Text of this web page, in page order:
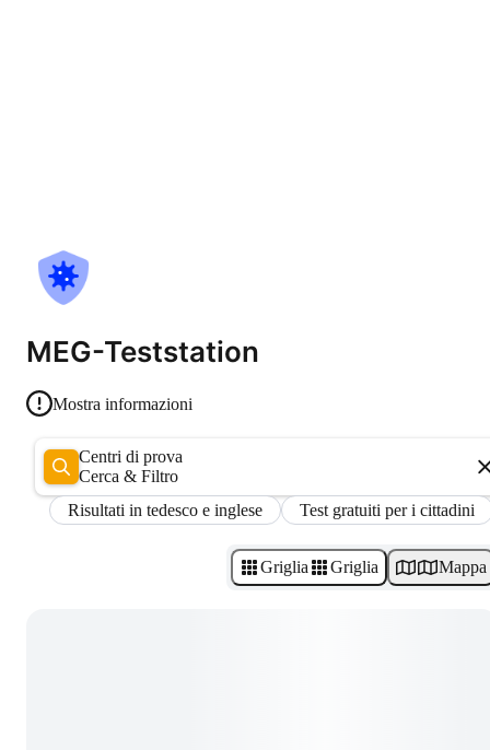
MEG-Teststation
Mostra informazioni
Centri di prova
Cerca & Filtro
Risultati in tedesco e inglese
Test gratuiti per i cittadini
Griglia Griglia Mappa